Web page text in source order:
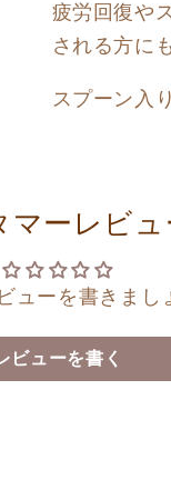
疲労回復や
される方に
スプーン入
マーレビュ
ューを書きまし
ビューを書く